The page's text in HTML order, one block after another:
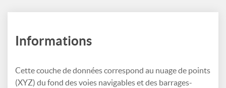
Informations
Cette couche de données correspond au nuage de points
(XYZ) du fond des voies navigables et des barrages-